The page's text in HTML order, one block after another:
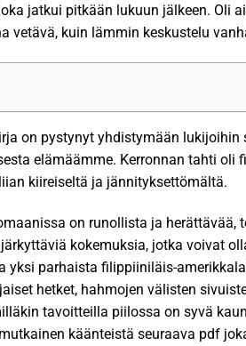
jatkui pitkään lukuun jälkeen. Oli
vetävä, kuin lämmin keskustelu
on pystynyt yhdistymään
elämäämme. Kerronnan tahti oli
kiireiseltä ja jännityksettömältä.
on runollista ja
kokemuksia, jotka voivat
yksi parhaista filippiiniläis-
hetket, hahmojen välisten
tavoitteilla piilossa on syvä
käänteistä seuraava pdf